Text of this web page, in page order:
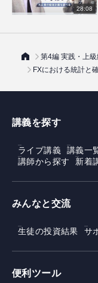
28:08
第4編 実践・上
FXにおける統計と
講義を探す
ライブ講義 講義一
講師から探す
新着
みんなと交流
生徒の投資結果 サ
便利ツール